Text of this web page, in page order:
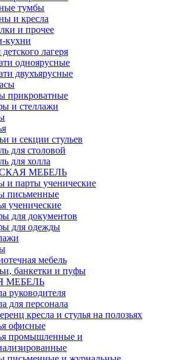
тумбы
и кресла
и прочее
кухни
лагеря
одноярусные
двухъярусные
прикроватные
и стеллажи
и секции стульев
для столовой
для холла
МЕБЕЛЬ
и парты ученические
письменные
ученические
для документов
для одежды
мебель
банкетки и пуфы
МЕБЕЛЬ
руководителя
для персонала
кресла и стулья на полозьях
офисные
промышленные и